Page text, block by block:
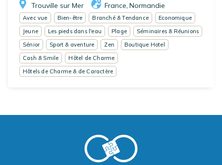
Trouville sur Mer France Normandie
Avec vue Bien-être Branché & Tendance
Economique
Jeune
Les pieds dans l'eau Plage
Séminaires & Réunions
Sénior
Sport & aventure Zen
Boutique Hotel
Cash & Smile
Hôtel de Charme
Hôtels de Charme & de Caractère